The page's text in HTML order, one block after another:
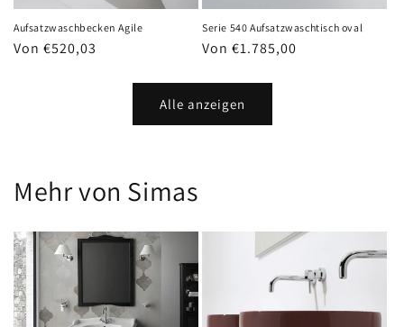
Aufsatzwaschbecken Agile
Normaler
Von €520,03
Serie 540 Aufsatzwaschtisch oval
Normaler
Von €1.785,00
Alle anzeigen
Mehr von Simas